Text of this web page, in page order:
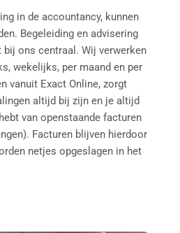
in de accountancy, kunnen
Begeleiding en advisering
ons centraal. Wij verwerken
wekelijks, per maand en per
vanuit Exact Online, zorgt
altijd bij zijn en je altijd
van openstaande facturen
Facturen blijven hierdoor
netjes opgeslagen in het